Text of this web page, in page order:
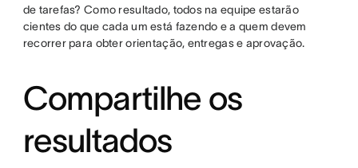
de tarefas? Como resultado, todos na equipe estarão
cientes do que cada um está fazendo e a quem devem
recorrer para obter orientação, entregas e aprovação.
Compartilhe os
resultados